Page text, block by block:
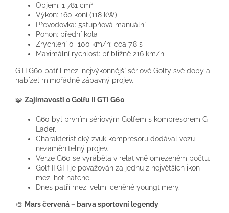
Objem: 1 781 cm³
Výkon: 160 koní (118 kW)
Převodovka: 5stupňová manuální
Pohon: přední kola
Zrychlení 0–100 km/h: cca 7,8 s
Maximální rychlost: přibližně 216 km/h
GTI G60 patřil mezi nejvýkonnější sériové Golfy své doby a
nabízel mimořádně zábavný projev.
🧩 Zajímavosti o Golfu II GTI G60
G60 byl prvním sériovým Golfem s kompresorem G-
Lader.
Charakteristický zvuk kompresoru dodával vozu
nezaměnitelný projev.
Verze G60 se vyráběla v relativně omezeném počtu.
Golf II GTI je považován za jednu z největších ikon
mezi hot hatche.
Dnes patří mezi velmi ceněné youngtimery.
🎨 Mars červená – barva sportovní legendy